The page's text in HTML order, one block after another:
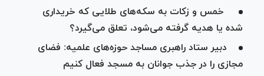
خمس و زکات به سکه‌های طلایی که خریداری
شده یا هدیه گرفته می‌شود، تعلق می‌گیرد؟
دبیر ستاد راهبری مساجد حوزه‌های علمیه: فضای
مجازی را در جذب جوانان به مسجد فعال کنیم